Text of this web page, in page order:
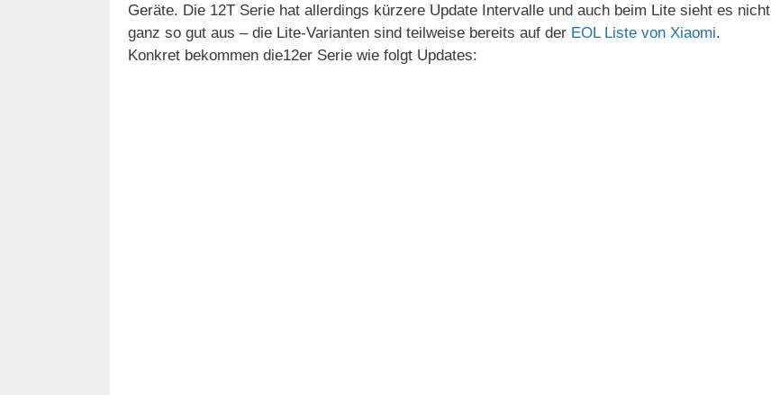
Geräte. Die 12T Serie hat allerdings kürzere Update Intervalle und auch beim Lite sieht es nicht
ganz so gut aus – die Lite-Varianten sind teilweise bereits auf der EOL Liste von Xiaomi.
Konkret bekommen die12er Serie wie folgt Updates: